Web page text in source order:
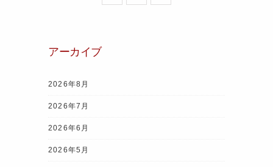
アーカイブ
2026年8月
2026年7月
2026年6月
2026年5月